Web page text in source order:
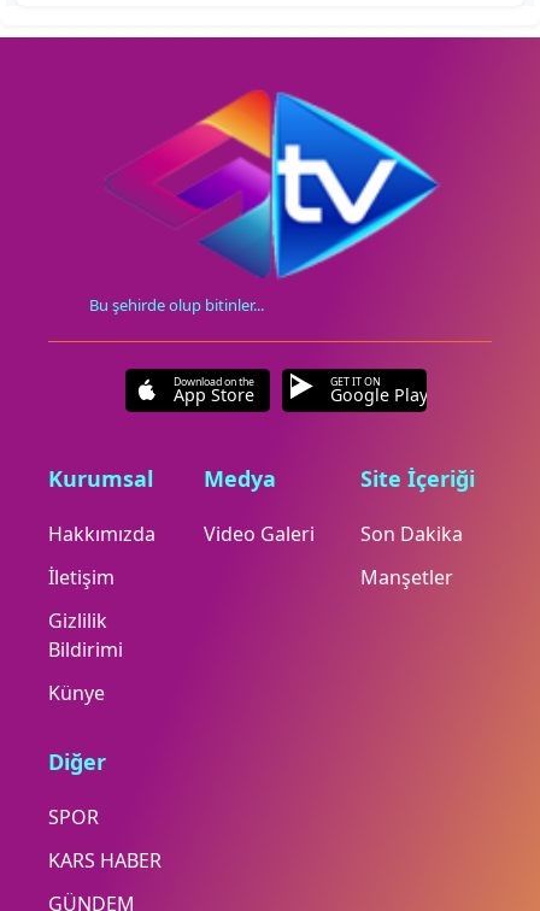
Bu şehirde olup bitinler...
Download on the
App Store
GET IT ON
Google Play
Kurumsal
Hakkımızda
İletişim
Gizlilik
Bildirimi
Künye
Medya
Video Galeri
Site İçeriği
Son Dakika
Manşetler
Diğer
SPOR
KARS HABER
GÜNDEM